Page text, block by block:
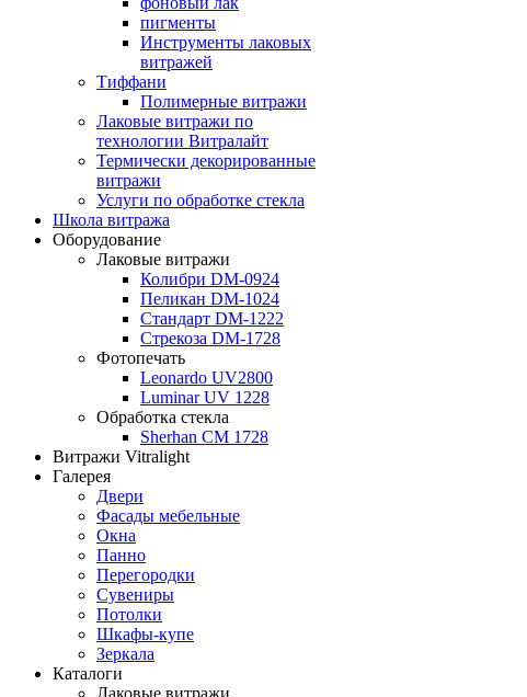
пигменты
Инструменты лаковых
витражей
Тиффани
Полимерные витражи
Лаковые витражи по
технологии Витралайт
Термически декорированные
витражи
Услуги по обработке стекла
Школа витража
Оборудование
Лаковые витражи
Колибри DM-0924
Пеликан DM-1024
Стандарт DM-1222
Стрекоза DM-1728
Фотопечать
Leonardo UV2800
Luminar UV 1228
Обработка стекла
Sherhan CM 1728
Витражи Vitralight
Галерея
Двери
Фасады мебельные
Окна
Панно
Перегородки
Сувениры
Потолки
Шкафы-купе
Зеркала
Каталоги
Лаковые витражи